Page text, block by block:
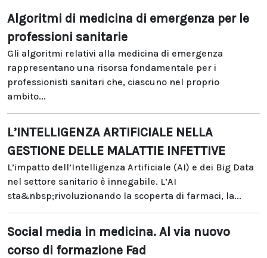
Algoritmi di medicina di emergenza per le
professioni sanitarie
Gli algoritmi relativi alla medicina di emergenza
rappresentano una risorsa fondamentale per i
professionisti sanitari che, ciascuno nel proprio
ambito...
L’INTELLIGENZA ARTIFICIALE NELLA
GESTIONE DELLE MALATTIE INFETTIVE
L’impatto dell’Intelligenza Artificiale (AI) e dei Big Data
nel settore sanitario è innegabile. L’AI
sta&nbsp;rivoluzionando la scoperta di farmaci, la...
Social media in medicina. Al via nuovo
corso di formazione Fad